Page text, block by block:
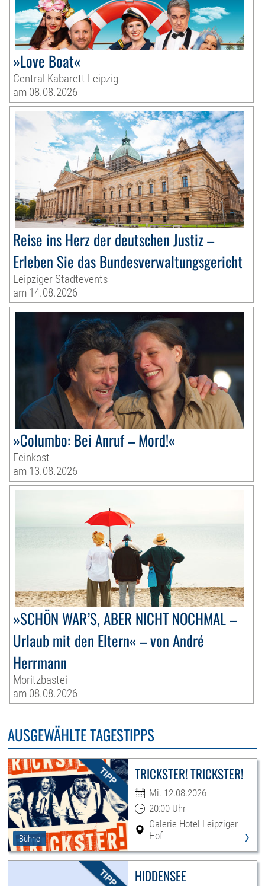
»Love Boat«
Central Kabarett Leipzig
am 08.08.2026
Reise ins Herz der deutschen Justiz –
Erleben Sie das Bundesverwaltungsgericht
Leipziger Stadtevents
am 14.08.2026
»Columbo: Bei Anruf – Mord!«
Feinkost
am 13.08.2026
»SCHÖN WAR’S, ABER NICHT NOCHMAL –
Urlaub mit den Eltern« – von André
Herrmann
Moritzbastei
am 08.08.2026
AUSGEWÄHLTE TAGESTIPPS
Bühne
TRICKSTER! TRICKSTER!
Mi. 12.08.2026
20:00 Uhr
Galerie Hotel Leipziger
Hof
›
HIDDENSEE